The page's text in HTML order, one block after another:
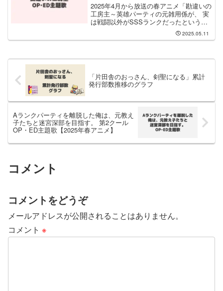
2025年4月から放送の春アニメ「勘違いの
工房主～英雄パーティの元雑用係が、 実
は戦闘以外がSSSランクだったというよ
くある話～」のOP主題歌とEDテーマ
は、MeseMoa. さんと LOT SPiRiTS さん
2025.05.11
「片田舎のおっさん、剣聖になる」累計
発行部数推移のグラフ
Aランクパーティを離脱した俺は、元教え
子たちと迷宮深部を目指す。 第2クール
OP・ED主題歌【2025年春アニメ】
コメント
コメントをどうぞ
メールアドレスが公開されることはありません。
コメント ※